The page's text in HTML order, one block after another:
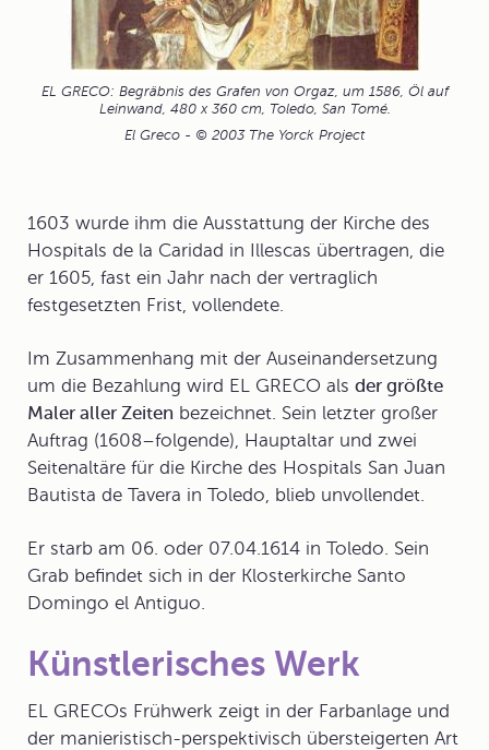
EL GRECO: Begräbnis des Grafen von Orgaz, um 1586, Öl auf
Leinwand, 480 x 360 cm, Toledo, San Tomé.
El Greco - © 2003 The Yorck Project
1603 wurde ihm die Ausstattung der Kirche des
Hospitals de la Caridad in Illescas übertragen, die
er 1605, fast ein Jahr nach der vertraglich
festgesetzten Frist, vollendete.
Im Zusammenhang mit der Auseinandersetzung
um die Bezahlung wird EL GRECO als der größte
Maler aller Zeiten bezeichnet. Sein letzter großer
Auftrag (1608–folgende), Hauptaltar und zwei
Seitenaltäre für die Kirche des Hospitals San Juan
Bautista de Tavera in Toledo, blieb unvollendet.
Er starb am 06. oder 07.04.1614 in Toledo. Sein
Grab befindet sich in der Klosterkirche Santo
Domingo el Antiguo.
Künstlerisches Werk
EL GRECOs Frühwerk zeigt in der Farbanlage und
der manieristisch-perspektivisch übersteigerten Art